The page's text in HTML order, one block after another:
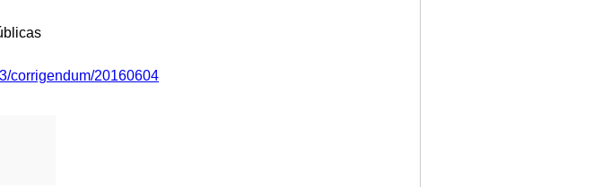
corrigendum/20160604